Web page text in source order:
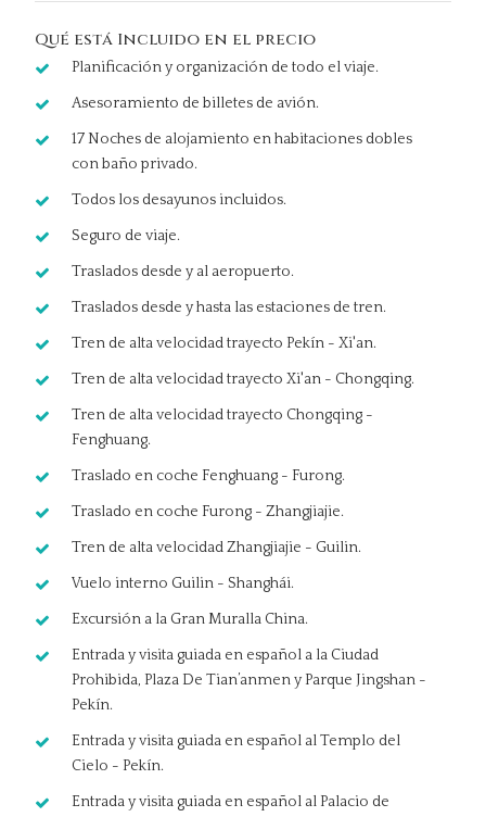
Qué está Incluido en el precio
Planificación y organización de todo el viaje.
Asesoramiento de billetes de avión.
17 Noches de alojamiento en habitaciones dobles
con baño privado.
Todos los desayunos incluidos.
Seguro de viaje.
Traslados desde y al aeropuerto.
Traslados desde y hasta las estaciones de tren.
Tren de alta velocidad trayecto Pekín - Xi'an.
Tren de alta velocidad trayecto Xi'an - Chongqing.
Tren de alta velocidad trayecto Chongqing -
Fenghuang.
Traslado en coche Fenghuang - Furong.
Traslado en coche Furong - Zhangjiajie.
Tren de alta velocidad Zhangjiajie - Guilin.
Vuelo interno Guilin - Shanghái.
Excursión a la Gran Muralla China.
Entrada y visita guiada en español a la Ciudad
Prohibida, Plaza De Tian’anmen y Parque Jingshan -
Pekín.
Entrada y visita guiada en español al Templo del
Cielo - Pekín.
Entrada y visita guiada en español al Palacio de